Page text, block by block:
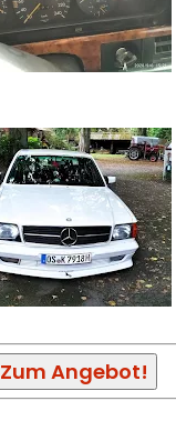
Zum Angebot!